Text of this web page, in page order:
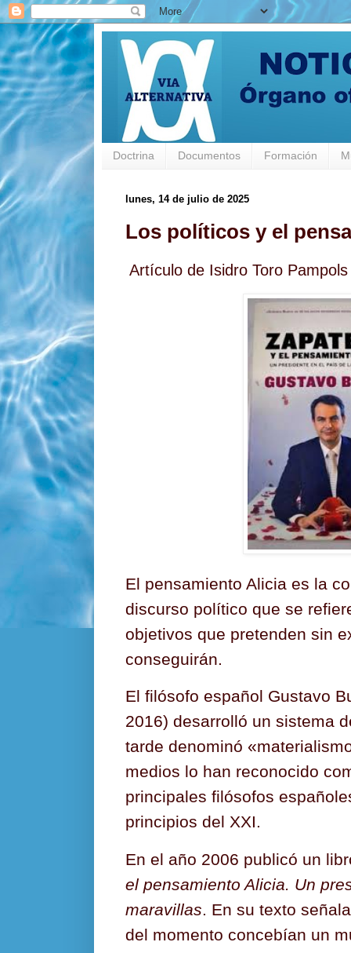
Doctrina Documentos Formación
lunes, 14 de julio de 2025
Los políticos y el
Artículo de Isidro Toro Pampols
El pensamiento Alicia es la
discurso político que se
objetivos que pretenden sin
conseguirán.
El filósofo español Gustavo
2016) desarrolló un sistema
tarde denominó
medios lo han reconocido
principales filósofos
principios del XXI.
En el año 2006 publicó un
el pensamiento Alicia. Un
maravillas. En su texto
del momento concebían un